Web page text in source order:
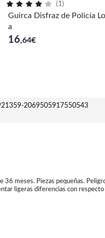
(1)
Guirca Disfraz de Policía
a
16,64€
2069505917550543
36 meses. Piezas pequeñas.
ligeras diferencias con